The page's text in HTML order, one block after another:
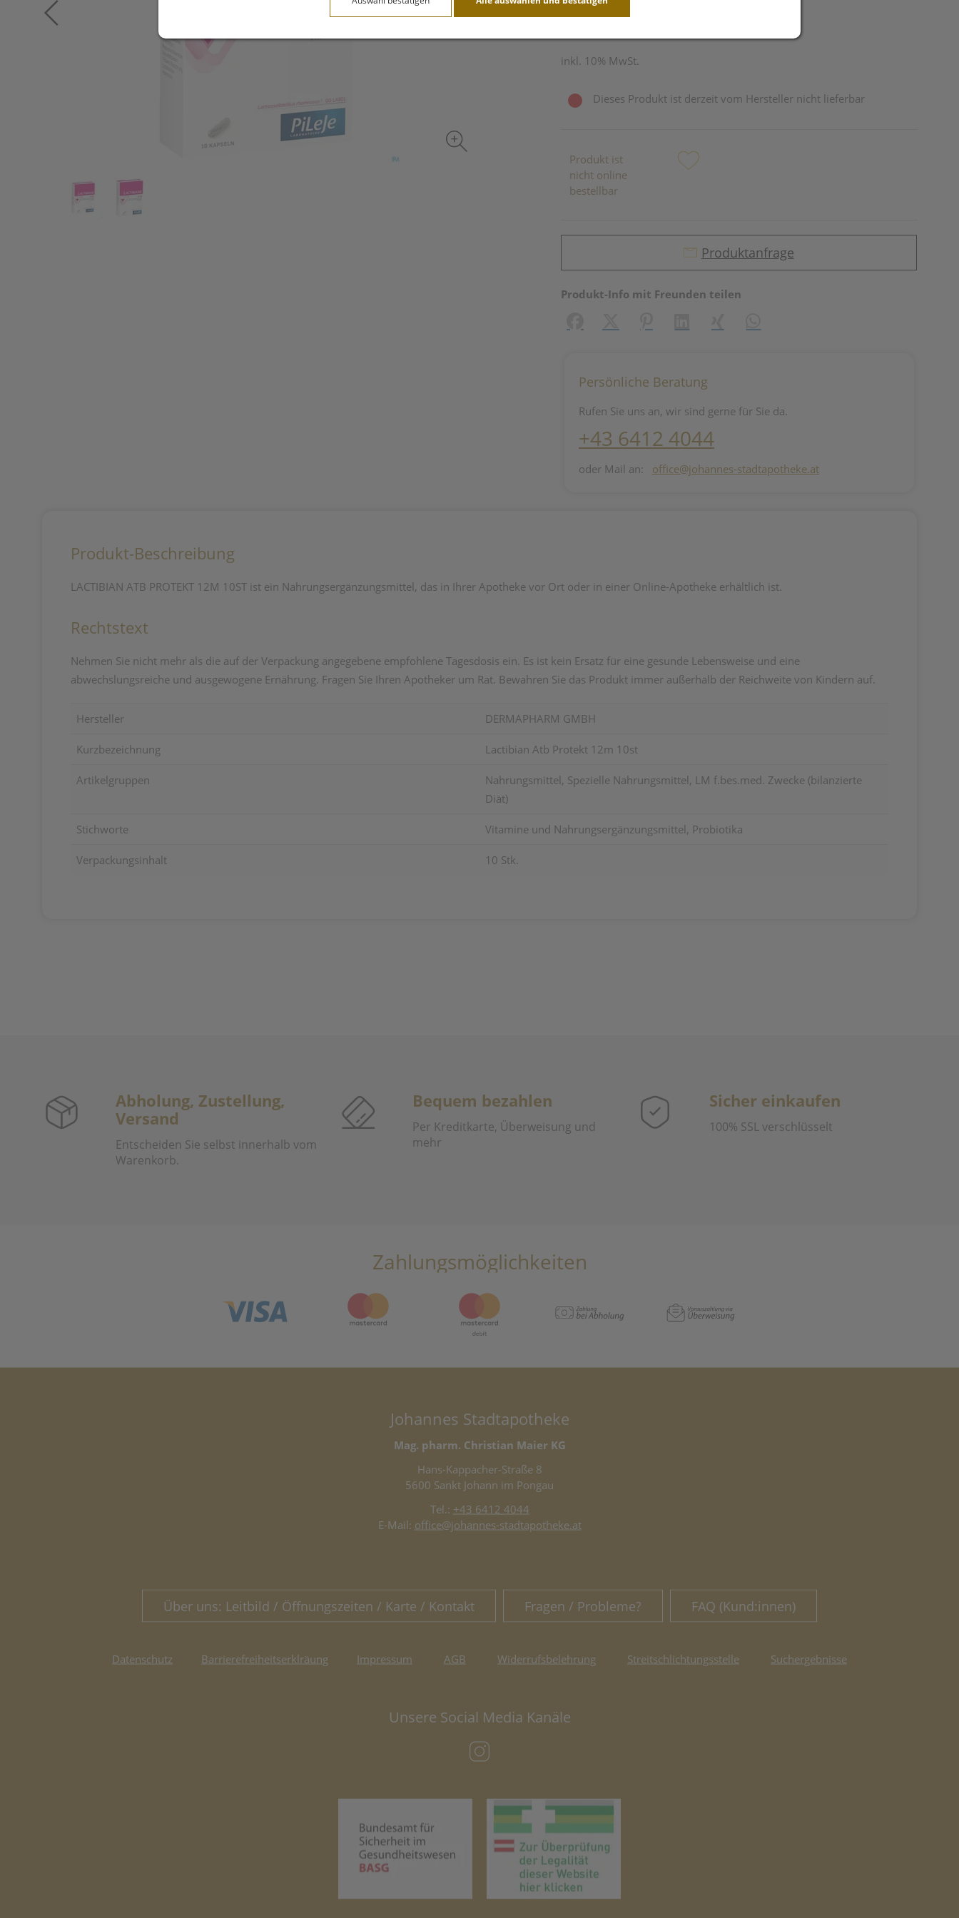
inkl. 10% MwSt.
Dieses Produkt ist derzeit vom Hersteller nicht lieferbar
Produkt ist
nicht online
bestellbar
Produktanfrage
Produkt-Info mit Freunden teilen
Persönliche Beratung
Rufen Sie uns an, wir sind gerne für Sie da.
+43 6412 4044
oder Mail an: office@johannes-stadtapotheke.at
Produkt-Beschreibung
LACTIBIAN ATB PROTEKT 12M 10ST ist ein Nahrungsergänzungsmittel, das in Ihrer Apotheke vor Ort oder in einer Online-Apotheke erhältlich ist.
Rechtstext
Nehmen Sie nicht mehr als die auf der Verpackung angegebene empfohlene Tagesdosis ein. Es ist kein Ersatz für eine gesunde Lebensweise und eine
abwechslungsreiche und ausgewogene Ernährung. Fragen Sie Ihren Apotheker um Rat. Bewahren Sie das Produkt immer außerhalb der Reichweite von Kindern auf.
Hersteller DERMAPHARM GMBH
Kurzbezeichnung Lactibian Atb Protekt 12m 10st
Artikelgruppen
Nahrungsmittel, Spezielle Nahrungsmittel, LM f.bes.med. Zwecke (bilanzierte
Diät)
Stichworte Vitamine und Nahrungsergänzungsmittel, Probiotika
Verpackungsinhalt 10 Stk.
Abholung, Zustellung,
Versand
Entscheiden Sie selbst innerhalb vom
Warenkorb.
Bequem bezahlen
Per Kreditkarte, Überweisung und
mehr
Sicher einkaufen
100% SSL verschlüsselt
Zahlungsmöglichkeiten
Johannes Stadtapotheke
Mag. pharm. Christian Maier KG
Hans-Kappacher-Straße 8
5600 Sankt Johann im Pongau
Tel.: +43 6412 4044
E-Mail: office@johannes-stadtapotheke.at
Über uns: Leitbild / Öffnungszeiten / Karte / Kontakt Fragen / Probleme? FAQ (Kund:innen)
Datenschutz Barrierefreiheitserklräung Impressum AGB Widerrufsbelehrung Streitschlichtungsstelle Suchergebnisse
Unsere Social Media Kanäle
(öffnet in neuem Tab)